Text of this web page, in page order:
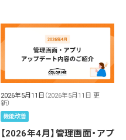
2026年5月11日 （2026年5月11日 更
新）
機能改善
【2026年4月】管理画面・アプ